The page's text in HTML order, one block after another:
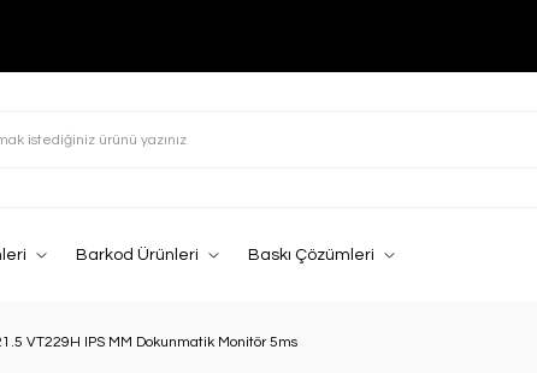
Barkod Ürünleri Baskı Çözümleri
VT229H IPS MM Dokunmatik Monitör 5ms